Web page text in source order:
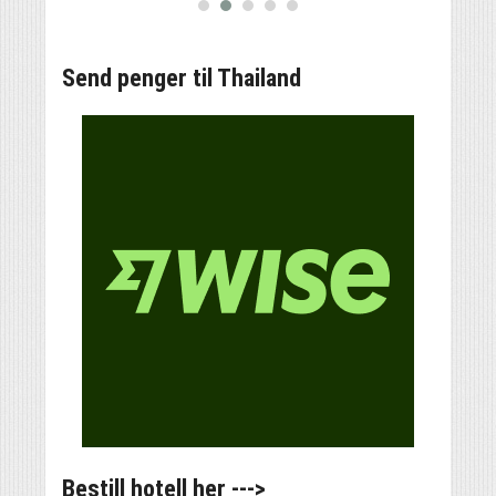
Send penger til Thailand
Bestill hotell her --->